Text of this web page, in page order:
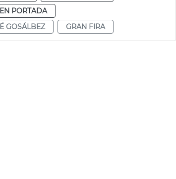
EN PORTADA
GOSÁLBEZ GRAN FIRA